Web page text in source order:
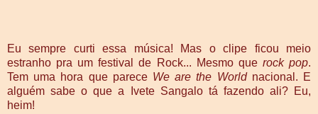
Eu sempre curti essa música! Mas o clipe ficou meio
estranho pra um festival de Rock... Mesmo querock pop.
Tem uma hora que parece We are the Worldnacional. E
alguém sabe o que a Ivete Sangalo tá fazendo ali? Eu,
heim!